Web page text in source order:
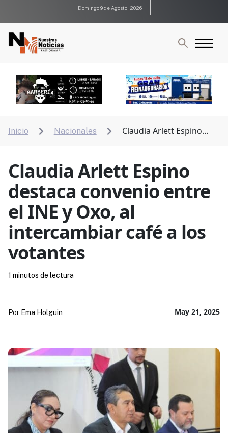
Domingo 9 de Agosto, 2026
Inicio  Nacionales 
Claudia Arlett Espino
Claudia Arlett Espino
destaca convenio entre
el INE y Oxo, al
intercambiar café a los
votantes
May 21, 2025
Por Ema Holguin
1 minutos de lectura